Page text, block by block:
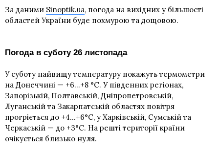
За даними Sinoptik.ua, погода на вихідних у більшості
областей України буде похмурою та дощовою.
Погода в суботу 26 листопада
У суботу найвищу температуру покажуть термометри
на Донеччині — +6…+8 °С. У південних регіонах,
Запорізькій, Полтавській, Дніпропетровській,
Луганській та Закарпатській областях повітря
прогріється до +4…+6°С, у Харківській, Сумській та
Черкаській — до +3°С. На решті території країни
очікується близько нуля.